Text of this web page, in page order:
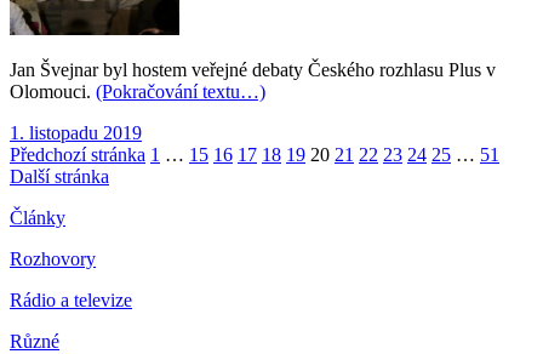
Jan Švejnar byl hostem veřejné debaty Českého rozhlasu Plus v
Olomouci. (Pokračování textu…)
Publikováno:
1. listopadu 2019
Stránkování
příspěvků
Předchozí stránka Stránka:
1 … Stránka:
15 Stránka:
16 Stránka:
17 Stránka:
18 Stránka:
19 Stránka:
20 Stránka:
21 Stránka:
22 Stránka:
23 Stránka:
24 Stránka:
25 … Stránka:
51
Další stránka
Články
Rozhovory
Rádio a televize
Různé